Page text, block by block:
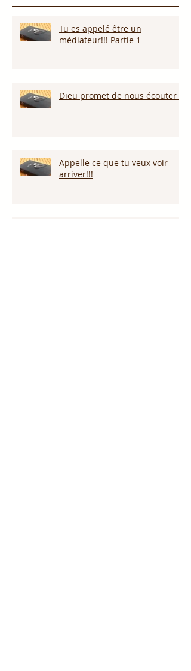
Tu es appelé être un
médiateur!!! Partie 1
Dieu promet de nous écouter !
Appelle ce que tu veux voir
arriver!!!